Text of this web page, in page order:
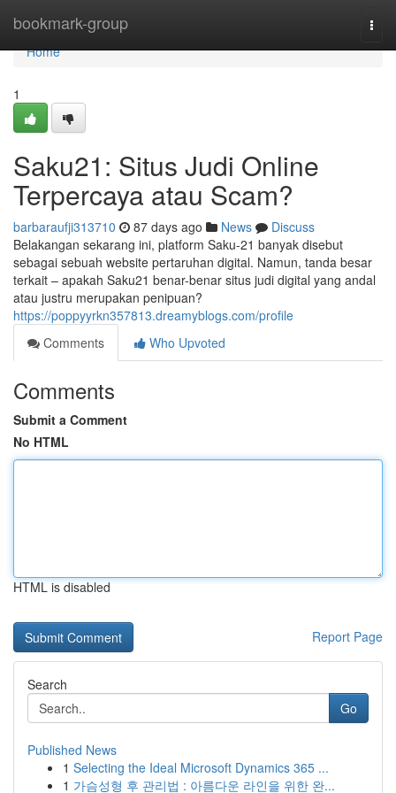
bookmark-group
Home
Home
1
Saku21: Situs Judi Online
Terpercaya atau Scam?
barbaraufji313710 87 days ago News
Discuss
Belakangan sekarang ini, platform Saku-21 banyak disebut
sebagai sebuah website pertaruhan digital. Namun, tanda besar
terkait – apakah Saku21 benar-benar situs judi digital yang andal
atau justru merupakan penipuan?
https://poppyyrkn357813.dreamyblogs.com/profile
Comments
Who Upvoted
Comments
Submit a Comment
No HTML
HTML is disabled
Report Page
Search
Go
Published News
1 Selecting the Ideal Microsoft Dynamics 365 ...
1 가슴성형 후 관리법 : 아름다운 라인을 위한 완...